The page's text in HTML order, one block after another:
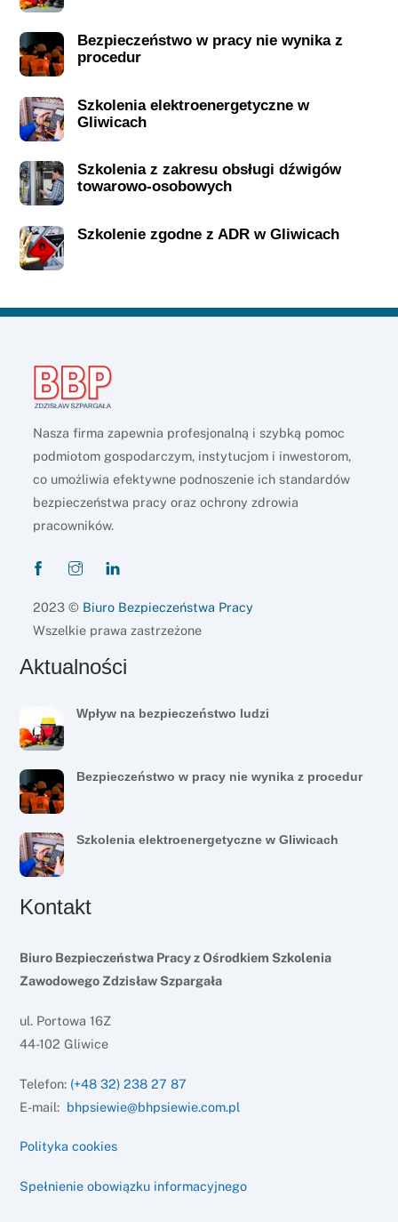
Bezpieczeństwo w pracy nie wynika z
procedur
Szkolenia elektroenergetyczne w
Gliwicach
Szkolenia z zakresu obsługi dźwigów
towarowo-osobowych
Szkolenie zgodne z ADR w Gliwicach
Nasza firma zapewnia profesjonalną i szybką pomoc
podmiotom gospodarczym, instytucjom i inwestorom,
co umożliwia efektywne podnoszenie ich standardów
bezpieczeństwa pracy oraz ochrony zdrowia
pracowników.
2023 © Biuro Bezpieczeństwa Pracy
Wszelkie prawa zastrzeżone
Aktualności
Wpływ na bezpieczeństwo ludzi
Bezpieczeństwo w pracy nie wynika z procedur
Szkolenia elektroenergetyczne w Gliwicach
Kontakt
Biuro Bezpieczeństwa Pracy z Ośrodkiem Szkolenia
Zawodowego Zdzisław Szpargała
ul. Portowa 16Z
44-102 Gliwice
Telefon: (+48 32) 238 27 87
E-mail: bhpsiewie@bhpsiewie.com.pl
Polityka cookies
Spełnienie obowiązku informacyjnego